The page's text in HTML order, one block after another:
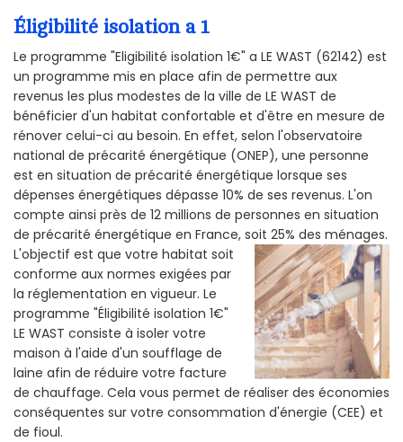
Éligibilité isolation a 1
Le programme "Eligibilité isolation 1€" a LE WAST (62142) est
un programme mis en place afin de permettre aux
revenus les plus modestes de la ville de LE WAST de
bénéficier d'un habitat confortable et d'être en mesure de
rénover celui-ci au besoin. En effet, selon l'observatoire
national de précarité énergétique (ONEP), une personne
est en situation de précarité énergétique lorsque ses
dépenses énergétiques dépasse 10% de ses revenus. L'on
compte ainsi près de 12 millions de personnes en situation
de précarité énergétique en France, soit 25% des ménages.
L'objectif est que votre habitat soit
conforme aux normes exigées par
la réglementation en vigueur. Le
programme "Éligibilité isolation 1€"
LE WAST consiste à isoler votre
maison à l'aide d'un soufflage de
laine afin de réduire votre facture
de chauffage. Cela vous permet de réaliser des économies
conséquentes sur votre consommation d'énergie (CEE) et
de fioul.